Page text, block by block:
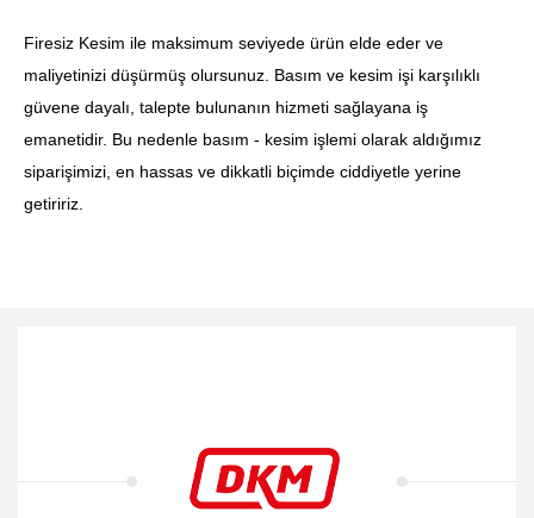
Firesiz Kesim ile maksimum seviyede ürün elde eder ve
maliyetinizi düşürmüş olursunuz. Basım ve kesim işi karşılıklı
güvene dayalı, talepte bulunanın hizmeti sağlayana iş
emanetidir. Bu nedenle basım - kesim işlemi olarak aldığımız
siparişimizi, en hassas ve dikkatli biçimde ciddiyetle yerine
getiririz.